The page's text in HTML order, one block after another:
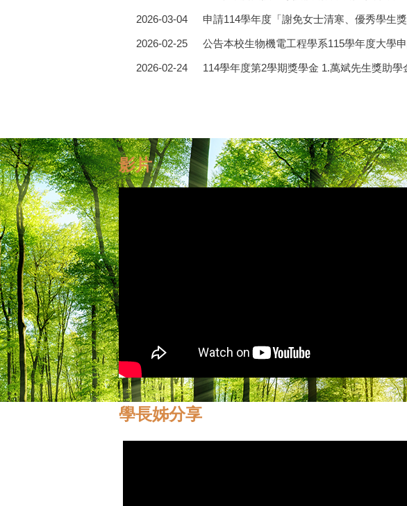
2026-03-04 申請114學年度「謝免女士清寒、優秀學生獎
2026-02-25 公告本校生物機電工程學系115學年度大學
2026-02-24 114學年度第2學期獎學金 1.萬斌先生獎助
影片
學長姊分享